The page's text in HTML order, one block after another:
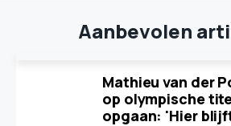
Aanbevolen
Mathieu van der
op olympische
opgaan: 'Hier